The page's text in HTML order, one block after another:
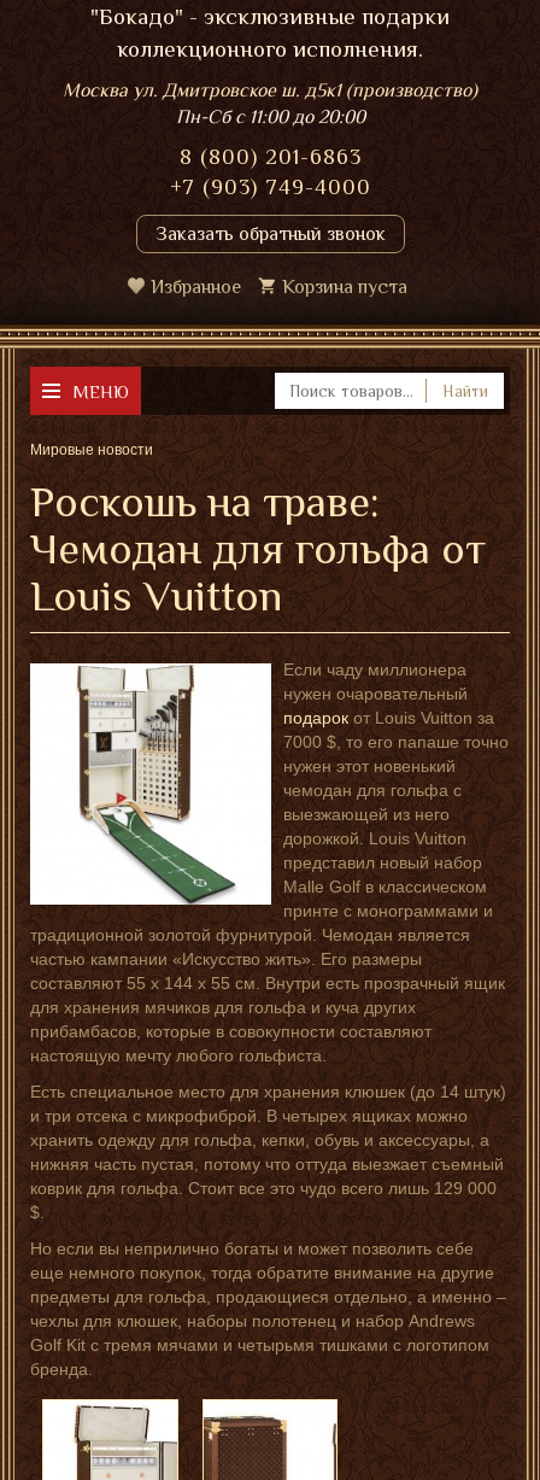
"Бокадо" - эксклюзивные подарки
коллекционного исполнения.
Москва ул. Дмитровское ш. д5к1 (производство)
Пн-Сбс 11:00 до 20:00
8 (800) 201-6863
+7 (903) 749-4000
Заказать обратный звонок
Избранное Корзина пуста
МЕНЮ Найти
Мировые новости
Роскошь на траве:
Чемодан для гольфа от
Louis Vuitton
Если чаду миллионера
нужен очаровательный
подарок от Louis Vuitton за
7000 $, то его папаше точно
нужен этот новенький
чемодан для гольфа с
выезжающей из него
дорожкой. Louis Vuitton
представил новый набор
Malle Golf в классическом
принте с монограммами и
традиционной золотой фурнитурой. Чемодан является
частью кампании «Искусство жить». Его размеры
составляют 55 х 144 х 55 см. Внутри есть прозрачный ящик
для хранения мячиков для гольфа и куча других
прибамбасов, которые в совокупности составляют
настоящую мечту любого гольфиста.
Есть специальное место для хранения клюшек (до 14 штук)
и три отсека с микрофиброй. В четырех ящиках можно
хранить одежду для гольфа, кепки, обувь и аксессуары, а
нижняя часть пустая, потому что оттуда выезжает съемный
коврик для гольфа. Стоит все это чудо всего лишь 129 000
$.
Но если вы неприлично богаты и может позволить себе
еще немного покупок, тогда обратите внимание на другие
предметы для гольфа, продающиеся отдельно, а именно –
чехлы для клюшек, наборы полотенец и набор Andrews
Golf Kit с тремя мячами и четырьмя тишками с логотипом
бренда.